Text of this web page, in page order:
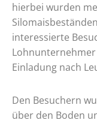
hierbei wurden
interessierte
Einladung nach
Den Besuchern
über den Boden